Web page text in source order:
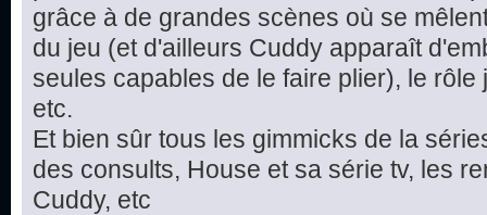
grâce à de grandes scènes où se
du jeu (et d'ailleurs Cuddy apparaît
seules capables de le faire plier), le
etc.
Et bien sûr tous les gimmicks de la
des consults, House et sa série tv, les
Cuddy, etc